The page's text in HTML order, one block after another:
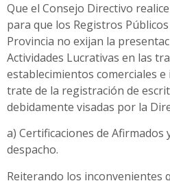
Que el Consejo Directivo
para que los Registros
Provincia no exijan la
Actividades Lucrativas en las
establecimientos comerciales
trate de la registración de
debidamente visadas por la
a) Certificaciones de Afirmados
despacho.
Reiterando los inconvenientes